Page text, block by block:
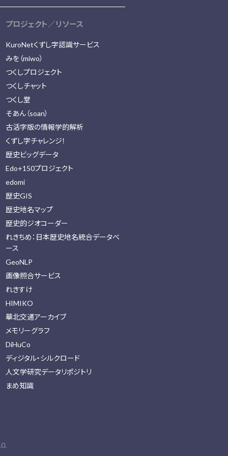
プロジェクト／リソース
KuroNetくずし字認識サービス
みを（miwo）
つくしプロジェクト
つくしチャット
つくし堂
そあん（soan）
古活字版の情報学的解析
くずし字チャレンジ！
歴史ビッグデータ
Edo+150プロジェクト
edomi
歴史GIS
歴史地名マップ
歴史的ジオコーダー
れきちめ：日本歴史地名統合データベ
ース
GeoNLP
画像照合サービス
れきすけ
HIMIKO
華北交通アーカイブ
メモリーグラフ
DiHuCo
ディジタル・シルクロード
人文学研究データリポジトリ
まめ知識